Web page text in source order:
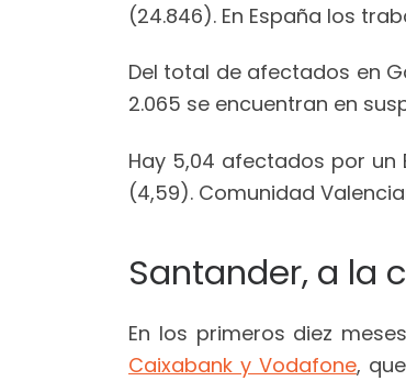
(24.846). En España los
Del total de afectados en
2.065 se encuentran en
Hay 5,04 afectados por un
(4,59). Comunidad
Santander, a la
En los primeros diez
Caixabank y Vodafone,